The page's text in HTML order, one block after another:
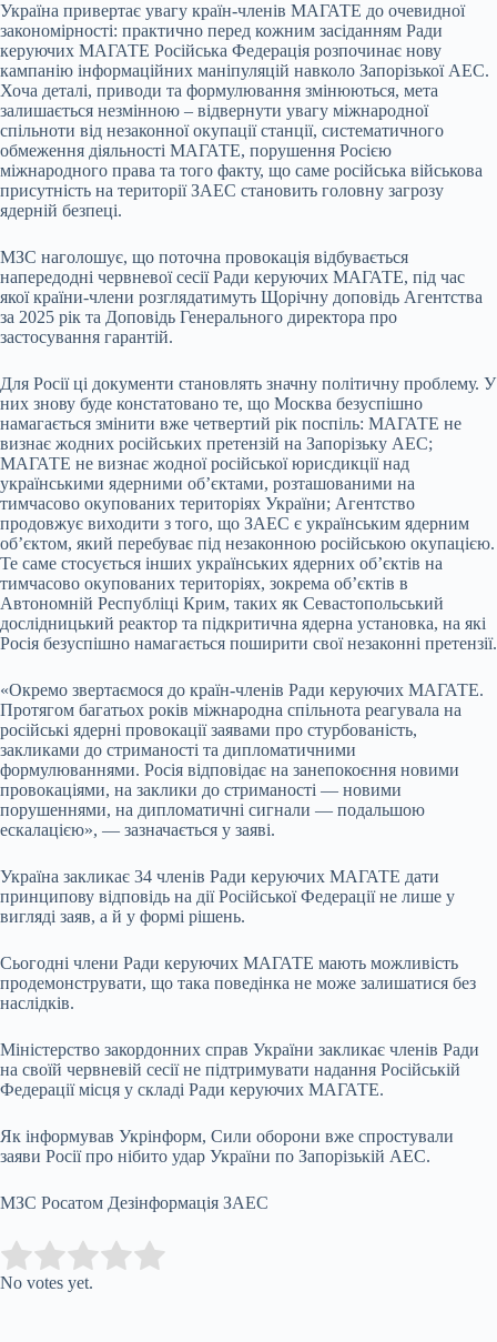
Україна привертає увагу країн-членів МАГАТЕ до очевидної
закономірності: практично перед кожним засіданням Ради
керуючих МАГАТЕ Російська Федерація розпочинає нову
кампанію інформаційних маніпуляцій навколо Запорізької АЕС.
Хоча деталі, приводи та формулювання змінюються, мета
залишається незмінною – відвернути увагу міжнародної
спільноти від незаконної окупації станції, систематичного
обмеження діяльності МАГАТЕ, порушення Росією
міжнародного права та того факту, що саме російська військова
присутність на території ЗАЕС становить головну загрозу
ядерній безпеці.
МЗС наголошує, що поточна провокація відбувається
напередодні червневої сесії Ради керуючих МАГАТЕ, під час
якої країни-члени розглядатимуть Щорічну доповідь Агентства
за 2025 рік та Доповідь Генерального директора про
застосування гарантій.
Для Росії ці документи становлять значну політичну проблему. У
них знову буде констатовано те, що Москва безуспішно
намагається змінити вже четвертий рік поспіль: МАГАТЕ не
визнає жодних російських претензій на Запорізьку АЕС;
МАГАТЕ не визнає жодної російської юрисдикції над
українськими ядерними об’єктами, розташованими на
тимчасово окупованих територіях України; Агентство
продовжує виходити з того, що ЗАЕС є українським ядерним
об’єктом, який перебуває під незаконною російською окупацією.
Те саме стосується інших українських ядерних об’єктів на
тимчасово окупованих територіях, зокрема об’єктів в
Автономній Республіці Крим, таких як Севастопольський
дослідницький реактор та підкритична ядерна установка, на які
Росія безуспішно намагається поширити свої незаконні претензії.
«Окремо звертаємося до країн-членів Ради керуючих МАГАТЕ.
Протягом багатьох років міжнародна спільнота реагувала на
російські ядерні провокації заявами про стурбованість,
закликами до стриманості та дипломатичними
формулюваннями. Росія відповідає на занепокоєння новими
провокаціями, на заклики до стриманості — новими
порушеннями, на дипломатичні сигнали — подальшою
ескалацією», — зазначається у заяві.
Україна закликає 34 членів Ради керуючих МАГАТЕ дати
принципову відповідь на дії Російської Федерації не лише у
вигляді заяв, а й у формі рішень.
Сьогодні члени Ради керуючих МАГАТЕ мають можливість
продемонструвати, що така поведінка не може залишатися без
наслідків.
Міністерство закордонних справ України закликає членів Ради
на своїй червневій сесії не підтримувати надання Російській
Федерації місця у складі Ради керуючих МАГАТЕ.
Як інформував Укрінформ, Сили оборони вже спростували
заяви Росії про нібито удар України по Запорізькій АЕС.
МЗС Росатом Дезінформація ЗАЕС
Rate this item:
No votes yet.